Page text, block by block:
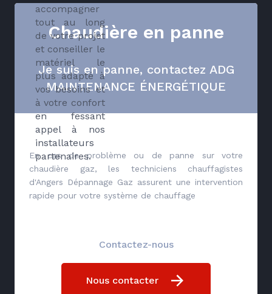
accompagner
tout au long
de votre projet
et conseiller le
matériel le
plus adapté à
vos besoins et
à votre confort
en fessant
appel à nos
installateurs
partenaires.
Chaudière en panne
Je suis en panne, contactez ADG
MAINTENANCE ÉNERGÉTIQUE
En cas de problème ou de panne sur votre
chaudière gaz, les techniciens chauffagistes
d'Angers Dépannage Gaz assurent une intervention
rapide pour votre système de chauffage
Contactez-nous
Nous contacter